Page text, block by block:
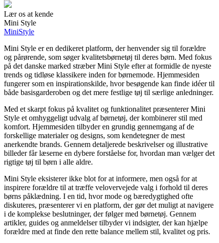
Lær os at kende
Mini Style
MiniStyle
Mini Style er en dedikeret platform, der henvender sig til forældre
og pårørende, som søger kvalitetsbørnetøj til deres børn. Med fokus
på det danske marked stræber Mini Style efter at formidle de nyeste
trends og tidløse klassikere inden for børnemode. Hjemmesiden
fungerer som en inspirationskilde, hvor besøgende kan finde idéer til
både basisgarderoben og det mere festlige tøj til særlige anledninger.
Med et skarpt fokus på kvalitet og funktionalitet præsenterer Mini
Style et omhyggeligt udvalg af børnetøj, der kombinerer stil med
komfort. Hjemmesiden tilbyder en grundig gennemgang af de
forskellige materialer og designs, som kendetegner de mest
anerkendte brands. Gennem detaljerede beskrivelser og illustrative
billeder får læserne en dybere forståelse for, hvordan man vælger det
rigtige tøj til børn i alle aldre.
Mini Style eksisterer ikke blot for at informere, men også for at
inspirere forældre til at træffe velovervejede valg i forhold til deres
børns påklædning. I en tid, hvor mode og bæredygtighed ofte
diskuteres, præsenterer vi en platform, der gør det muligt at navigere
i de komplekse beslutninger, der følger med børnetøj. Gennem
artikler, guides og anmeldelser tilbyder vi indsigter, der kan hjælpe
forældre med at finde den rette balance mellem stil, kvalitet og pris.